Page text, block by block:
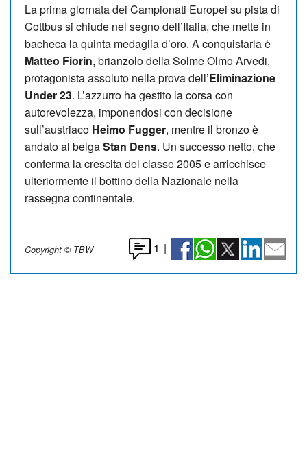
La prima giornata dei Campionati Europei su pista di
Cottbus si chiude nel segno dell’Italia, che mette in
bacheca la quinta medaglia d’oro. A conquistarla è
Matteo Fiorin, brianzolo della Solme Olmo Arvedi,
protagonista assoluto nella prova dell’Eliminazione
Under 23. L’azzurro ha gestito la corsa con
autorevolezza, imponendosi con decisione
sull’austriaco Heimo Fugger, mentre il bronzo è
andato al belgaStan Dens. Un successo netto, che
conferma la crescita del classe 2005 e arricchisce
ulteriormente il bottino della Nazionale nella
rassegna continentale.
Copyright © TBW 1 |